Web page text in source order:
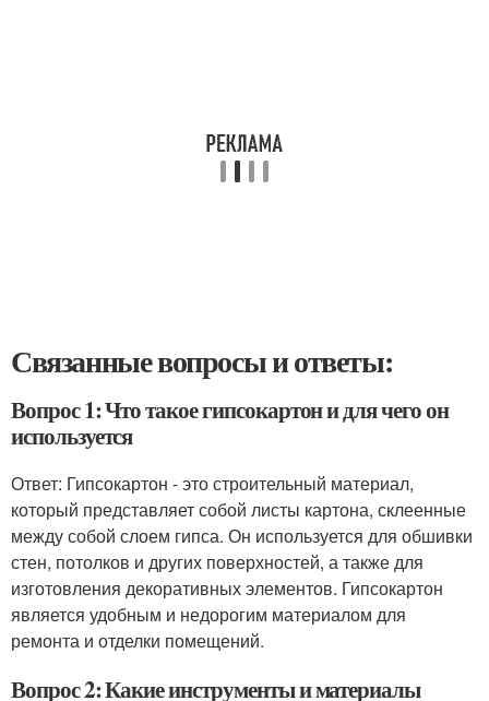
Связанные вопросы и ответы:
Вопрос 1: Что такое гипсокартон и для чего он
используется
Ответ: Гипсокартон - это строительный материал,
который представляет собой листы картона, склеенные
между собой слоем гипса. Он используется для обшивки
стен, потолков и других поверхностей, а также для
изготовления декоративных элементов. Гипсокартон
является удобным и недорогим материалом для
ремонта и отделки помещений.
Вопрос 2: Какие инструменты и материалы